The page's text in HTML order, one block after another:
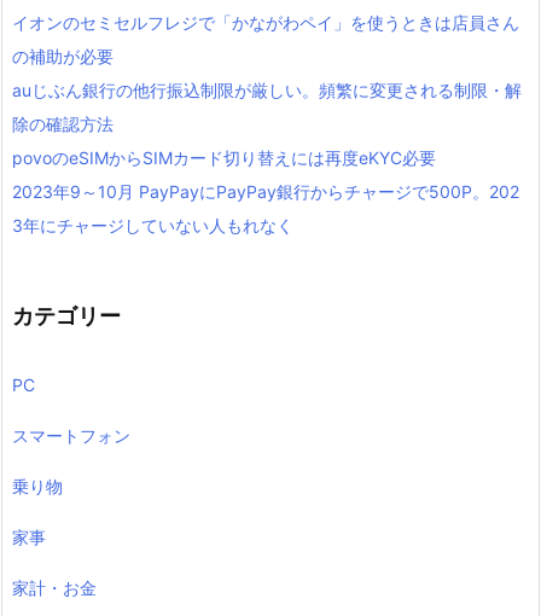
イオンのセミセルフレジで「かながわペイ」を使うときは店員さん
の補助が必要
auじぶん銀行の他行振込制限が厳しい。頻繁に変更される制限・解
除の確認方法
povoのeSIMからSIMカード切り替えには再度eKYC必要
2023年9～10月 PayPayにPayPay銀行からチャージで500P。202
3年にチャージしていない人もれなく
カテゴリー
PC
スマートフォン
乗り物
家事
家計・お金